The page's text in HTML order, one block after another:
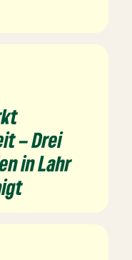
– Drei
in Lahr